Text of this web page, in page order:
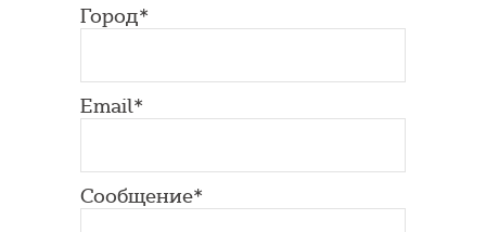
Город*
Email*
Сообщение*